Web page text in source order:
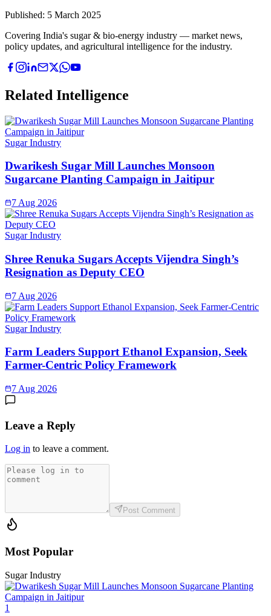
Published: 5 March 2025
Covering India's sugar & bio-energy industry — market news,
policy updates, and agricultural intelligence for the industry.
Related Intelligence
Sugar Industry
Dwarikesh Sugar Mill Launches Monsoon
Sugarcane Planting Campaign in Jaitipur
7 Aug 2026
Sugar Industry
Shree Renuka Sugars Accepts Vijendra Singh’s
Resignation as Deputy CEO
7 Aug 2026
Sugar Industry
Farm Leaders Support Ethanol Expansion, Seek
Farmer-Centric Policy Framework
7 Aug 2026
Leave a Reply
Log in to leave a comment.
Post Comment
Most Popular
Sugar Industry
1